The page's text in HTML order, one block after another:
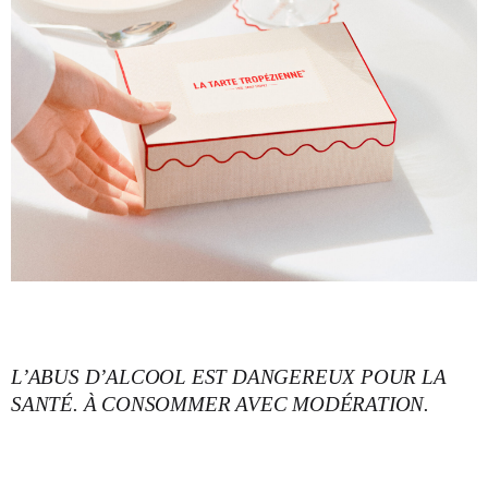
L’ABUS D’ALCOOL EST DANGEREUX POUR LA
SANTÉ. À CONSOMMER AVEC MODÉRATION.